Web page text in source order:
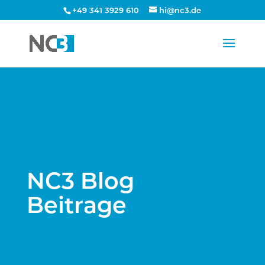
+49 341 3929 610 hi@nc3.de
NC3 Blog
Beitrage